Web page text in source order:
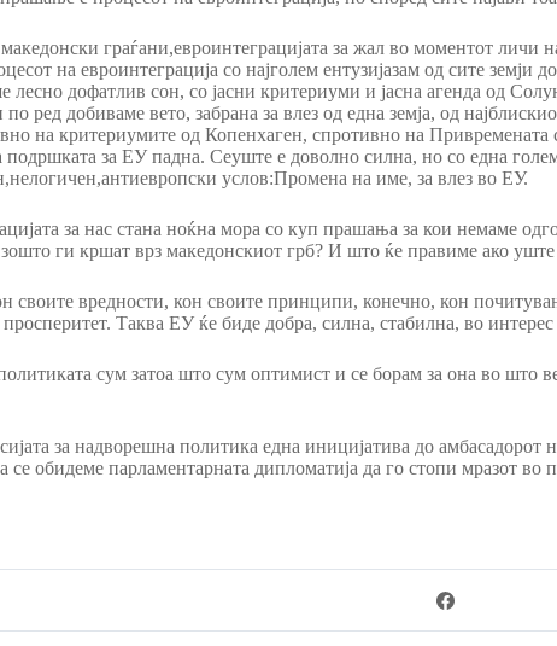
граѓани,евроинтеграцијата за жал во моментот личи
на евроинтеграција со најголем ентузијазам од сите земји
лесно дофатлив сон, со јасни критериуми и јасна агенда од
ред добиваме вето, забрана за влез од една земја, од
на критериумите од Копенхаген, спротивно на Привремената
за ЕУ падна. Сеуште е доволно силна, но со една
услов:Промена на име, за влез во ЕУ.
за нас стана ноќна мора со куп прашања за кои немаме
ги кршат врз македонскиот грб? И што ќе правиме ако уште
своите вредности, кон своите принципи, конечно, кон
просперитет. Таква ЕУ ќе биде добра, силна, стабилна, во
сум затоа што сум оптимист и се борам за она во што
за надворешна политика една иницијатива до амбасадорот
се обидеме парламентарната дипломатија да го стопи мразот во